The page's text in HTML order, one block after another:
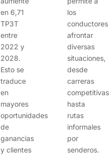
en 6,71
TP3T
entre
2022 y
2028.
Esto se
traduce
en
mayores
oportunidades
de
ganancias
y clientes
los
conductores
afrontar
diversas
situaciones,
desde
carreras
competitivas
hasta
rutas
informales
por
senderos.